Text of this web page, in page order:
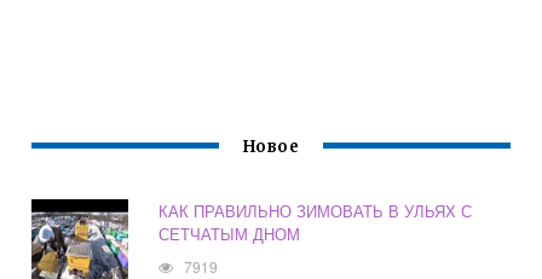
Новое
КАК ПРАВИЛЬНО ЗИМОВАТЬ В УЛЬЯХ С
СЕТЧАТЫМ ДНОМ
7919